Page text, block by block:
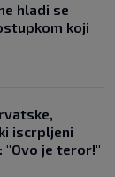
hladi se
koji
iscrpljeni
"Ovo je teror!"